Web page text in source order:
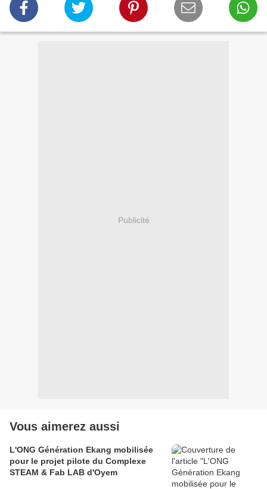
Publicité
Vous aimerez aussi
L'ONG Génération Ekang mobilisée
pour le projet pilote du Complexe
STEAM & Fab LAB d'Oyem